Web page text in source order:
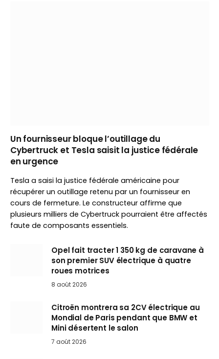
Un fournisseur bloque l’outillage du
Cybertruck et Tesla saisit la justice fédérale
en urgence
Tesla a saisi la justice fédérale américaine pour
récupérer un outillage retenu par un fournisseur en
cours de fermeture. Le constructeur affirme que
plusieurs milliers de Cybertruck pourraient être affectés
faute de composants essentiels.
Opel fait tracter 1 350 kg de caravane à
son premier SUV électrique à quatre
roues motrices
8 août 2026
Citroën montrera sa 2CV électrique au
Mondial de Paris pendant que BMW et
Mini désertent le salon
7 août 2026